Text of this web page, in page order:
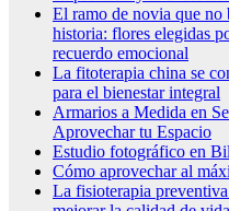
El ramo de novia que no
historia: flores elegidas
recuerdo emocional
La fitoterapia china se
para el bienestar integral
Armarios a Medida en
Aprovechar tu Espacio
Estudio fotográfico en
Cómo aprovechar al
La fisioterapia